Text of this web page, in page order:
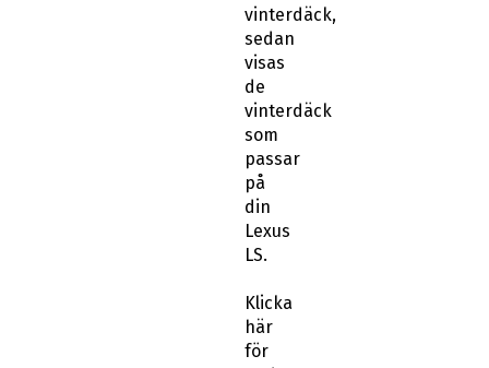
sedan
visas
de
vinterdäck
som
passar
på
din
Lexus
LS.
här
för
andra